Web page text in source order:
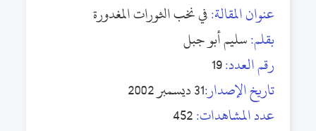
عنوان المقالة:في نخب الثورات المغدورة
بقلم:سليم أبو جبل
رقم العدد:19
تاريخ الإصدار:31 ديسمبر 2002
عدد المشاهدات:452